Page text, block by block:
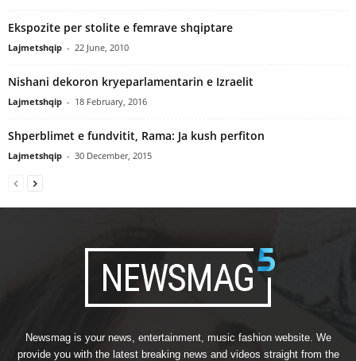
Ekspozite per stolite e femrave shqiptare
Lajmetshqip - 22 June, 2010
Nishani dekoron kryeparlamentarin e Izraelit
Lajmetshqip - 18 February, 2016
Shperblimet e fundvitit, Rama: Ja kush perfiton
Lajmetshqip - 30 December, 2015
Newsmag is your news, entertainment, music fashion website. We
provide you with the latest breaking news and videos straight from the